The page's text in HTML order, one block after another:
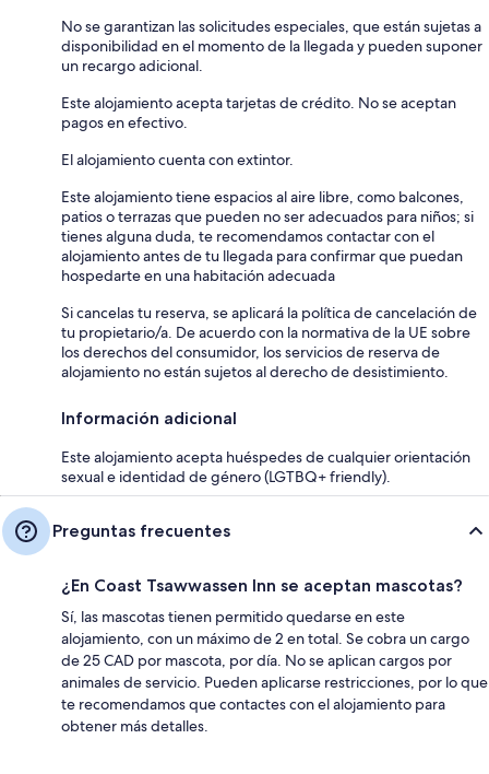
No se garantizan las solicitudes especiales, que están sujetas a
disponibilidad en el momento de la llegada y pueden suponer
un recargo adicional.
Este alojamiento acepta tarjetas de crédito. No se aceptan
pagos en efectivo.
El alojamiento cuenta con extintor.
Este alojamiento tiene espacios al aire libre, como balcones,
patios o terrazas que pueden no ser adecuados para niños; si
tienes alguna duda, te recomendamos contactar con el
alojamiento antes de tu llegada para confirmar que puedan
hospedarte en una habitación adecuada
Si cancelas tu reserva, se aplicará la política de cancelación de
tu propietario/a. De acuerdo con la normativa de la UE sobre
los derechos del consumidor, los servicios de reserva de
alojamiento no están sujetos al derecho de desistimiento.
Información adicional
Este alojamiento acepta huéspedes de cualquier orientación
sexual e identidad de género (LGTBQ+ friendly).
Preguntas frecuentes
¿En Coast Tsawwassen Inn se aceptan mascotas?
Sí, las mascotas tienen permitido quedarse en este
alojamiento, con un máximo de 2 en total. Se cobra un cargo
de 25 CAD por mascota, por día. No se aplican cargos por
animales de servicio. Pueden aplicarse restricciones, por lo que
te recomendamos que contactes con el alojamiento para
obtener más detalles.